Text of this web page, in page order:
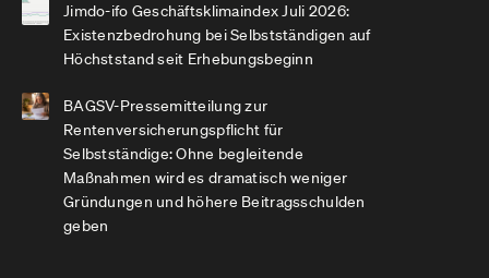
Jimdo-ifo Geschäftsklimaindex Juli 2026:
Existenzbedrohung bei Selbstständigen auf
Höchststand seit Erhebungsbeginn
BAGSV-Pressemitteilung zur
Rentenversicherungspflicht für
Selbstständige: Ohne begleitende
Maßnahmen wird es dramatisch weniger
Gründungen und höhere Beitragsschulden
geben